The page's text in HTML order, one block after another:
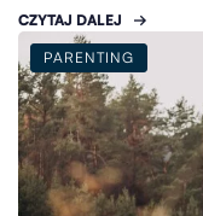
CZYTAJ DALEJ
PARENTING